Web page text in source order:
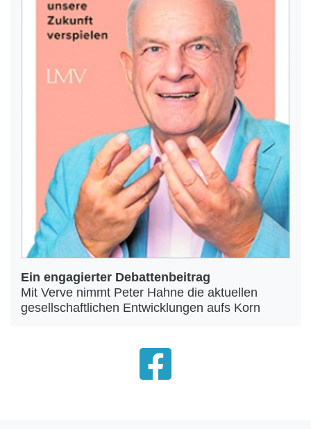
Ein engagierter Debattenbeitrag
Mit Verve nimmt Peter Hahne die aktuellen
gesellschaftlichen Entwicklungen aufs Korn